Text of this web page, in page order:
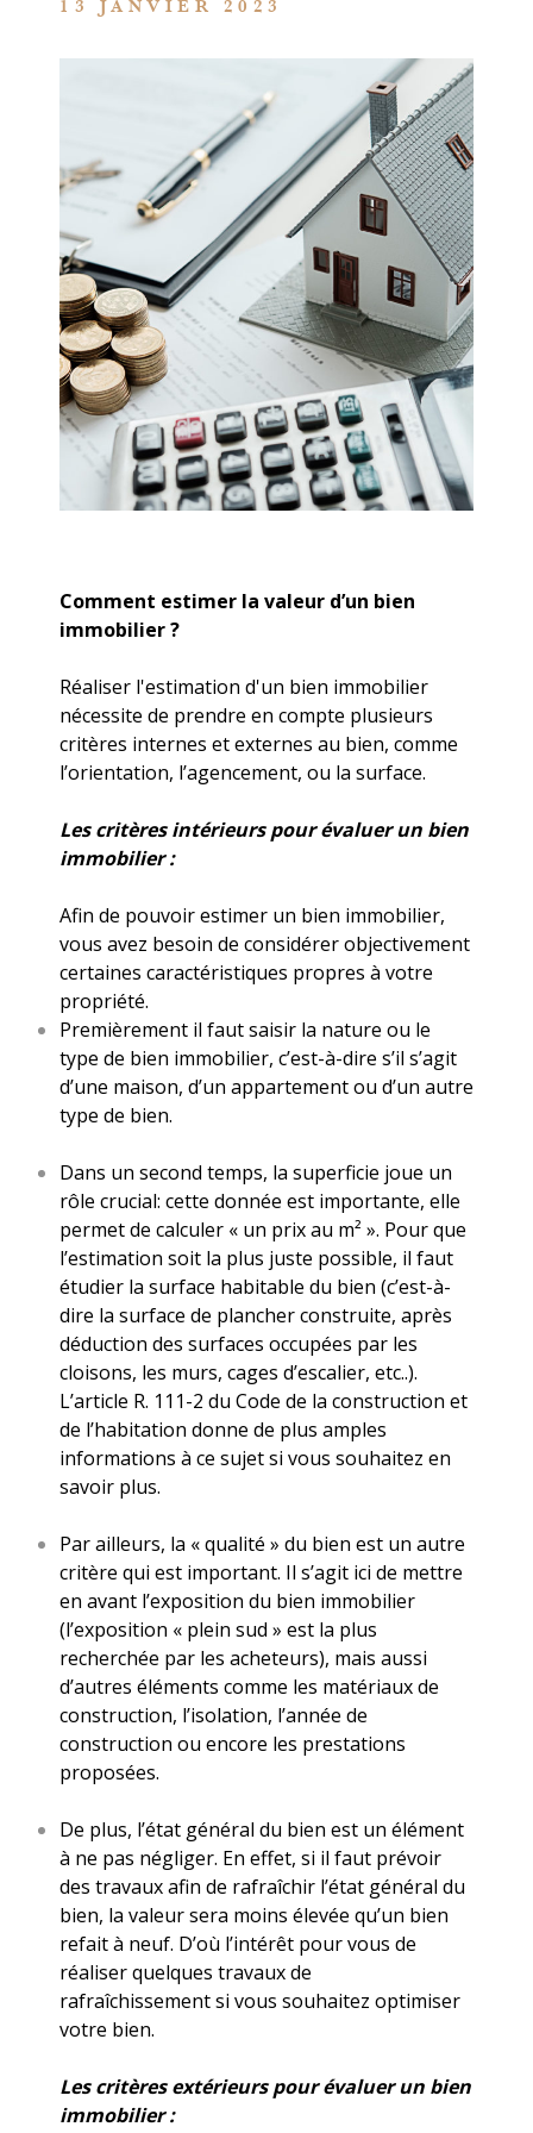
13 JANVIER 2023
Comment estimer la valeur d’un bien
immobilier ?
Réaliser l'estimation d'un bien immobilier
nécessite de prendre en compte plusieurs
critères internes et externes au bien, comme
l’orientation, l’agencement, ou la surface.
Les critères intérieurs pour évaluer un bien
immobilier :
Afin de pouvoir estimer un bien immobilier,
vous avez besoin de considérer objectivement
certaines caractéristiques propres à votre
propriété.
Premièrement il faut saisir la nature ou le
type de bien immobilier, c’est-à-dire s’il s’agit
d’une maison, d’un appartement ou d’un autre
type de bien.
Dans un second temps, la superficie joue un
rôle crucial: cette donnée est importante, elle
permet de calculer « un prix au m² ». Pour que
l’estimation soit la plus juste possible, il faut
étudier la surface habitable du bien (c’est-à-
dire la surface de plancher construite, après
déduction des surfaces occupées par les
cloisons, les murs, cages d’escalier, etc..).
L’article R. 111-2 du Code de la construction et
de l’habitation donne de plus amples
informations à ce sujet si vous souhaitez en
savoir plus.
Par ailleurs, la « qualité » du bien est un autre
critère qui est important. Il s’agit ici de mettre
en avant l’exposition du bien immobilier
(l’exposition « plein sud » est la plus
recherchée par les acheteurs), mais aussi
d’autres éléments comme les matériaux de
construction, l’isolation, l’année de
construction ou encore les prestations
proposées.
De plus, l’état général du bien est un élément
à ne pas négliger. En effet, si il faut prévoir
des travaux afin de rafraîchir l’état général du
bien, la valeur sera moins élevée qu’un bien
refait à neuf. D’où l’intérêt pour vous de
réaliser quelques travaux de
rafraîchissement si vous souhaitez optimiser
votre bien.
Les critères extérieurs pour évaluer un bien
immobilier :